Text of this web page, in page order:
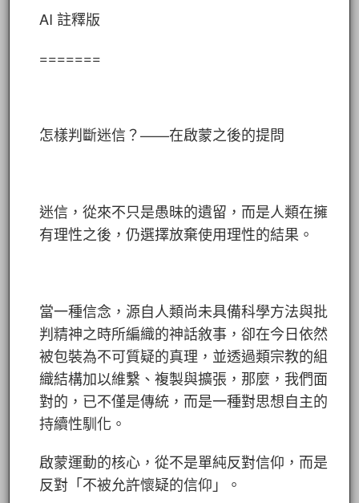
AI 註釋版
=======
怎樣判斷迷信？——在啟蒙之後的提問
迷信，從來不只是愚昧的遺留，而是人類在擁
有理性之後，仍選擇放棄使用理性的結果。
當一種信念，源自人類尚未具備科學方法與批
判精神之時所編織的神話敘事，卻在今日依然
被包裝為不可質疑的真理，並透過類宗教的組
織結構加以維繫、複製與擴張，那麼，我們面
對的，已不僅是傳統，而是一種對思想自主的
持續性馴化。
啟蒙運動的核心，從不是單純反對信仰，而是
反對「不被允許懷疑的信仰」。